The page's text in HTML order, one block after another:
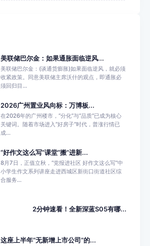
美联储巴尔金：如果通胀面临逆风...
美联储巴尔金：(谈通货膨胀)如果面临逆风，就必须
收紧政策。同意美联储主席沃什的观点，即通胀必
须回归目...
2026广州置业风向标：万博板...
在2026年的广州楼市，“分化”与“品质”已成为核心
关键词。随着市场进入“好房子”时代，普涨行情已
成...
“好作文这么写”课堂“搬”进新...
8月7日，正值立秋，“党报进社区 好作文这么写”中
小学生作文系列讲座走进西城区新街口街道社区综
合服务...
2分钟速看！全新深蓝S05有哪...
这座上半年“无新增上市公司”的...